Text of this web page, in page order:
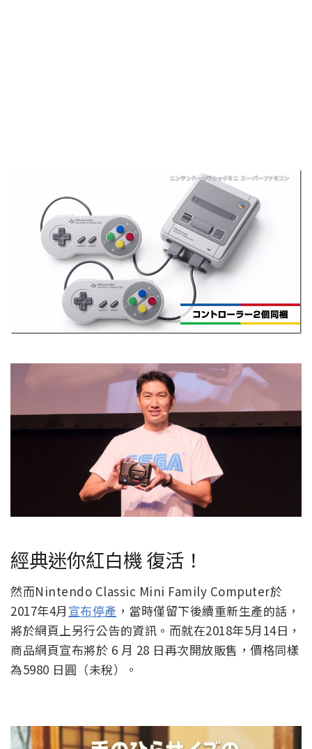
經典迷你紅白機 復活！
然而Nintendo Classic Mini Family Computer於
2017年4月 宣布停產 ，當時僅留下後續重新生產的話，
將於網頁上另行公告的資訊。而就在2018年5月14日，
商品網頁宣布將於 6 月 28 日再次開放販售，價格同樣
為5980 日圓（未稅）。